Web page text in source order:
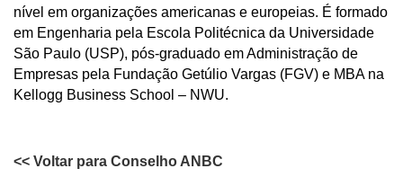
nível em organizações americanas e europeias. É formado
em Engenharia pela Escola Politécnica da Universidade
São Paulo (USP), pós-graduado em Administração de
Empresas pela Fundação Getúlio Vargas (FGV) e MBA na
Kellogg Business School – NWU.
<< Voltar para Conselho ANBC